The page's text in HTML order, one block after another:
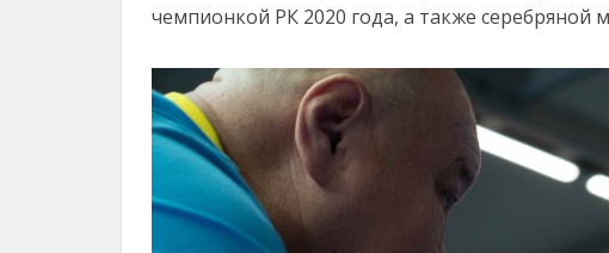
чемпионкой РК 2020 года, а также серебряной